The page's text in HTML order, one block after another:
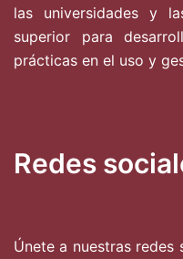
las universidades y
superior para
prácticas en el uso y
Redes
Únete a nuestras